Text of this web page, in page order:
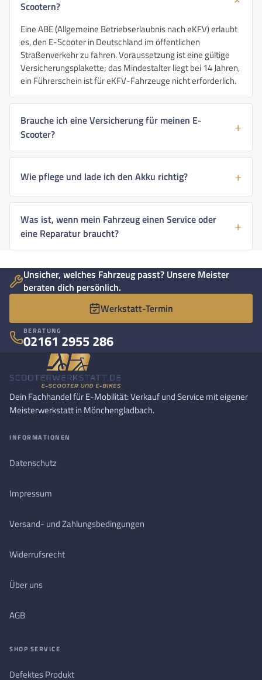
Scootern?
Eine ABE (Allgemeine Betriebserlaubnis nach eKFV) erlaubt
es, den E-Scooter in Deutschland im öffentlichen
Straßenverkehr zu fahren. Voraussetzung ist eine gültige
Versicherungsplakette; das Mindestalter liegt bei 14 Jahren,
ein Führerschein ist für eKFV-Fahrzeuge nicht erforderlich.
Brauche ich eine Versicherung für meinen E-
Scooter?
Wie pflege und lade ich den Akku richtig?
Was ist, wenn mein Fahrzeug einen Service oder
eine Reparatur braucht?
Unsicher, welches Fahrzeug passt? Unsere Meister
beraten dich persönlich.
Werkstatt-Termin
BERATUNG
02161 2955 286
Dein Fachhandel für E-Mobilität: Verkauf und Service mit eigener
Meisterwerkstatt in Mönchengladbach.
INFORMATIONEN
Datenschutz
Impressum
Versand- und Zahlungsbedingungen
Widerrufsrecht
Über uns
AGB
SHOP SERVICE
Defektes Produkt